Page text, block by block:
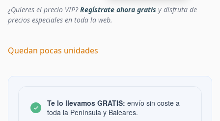
¿Quieres el precio VIP?Regístrate ahora gratis y disfruta de
precios especiales en toda la web.
Quedan pocas unidades
Te lo llevamos GRATIS: envío sin coste a
toda la Península y Baleares.